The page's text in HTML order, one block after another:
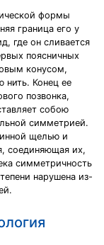
формы
граница его у
где он сливается
поясничных
конусом,
нить. Конец ее
позвонка,
собою
симметрией.
щелью и
соединяющая их,
симметричность
нарушена из-